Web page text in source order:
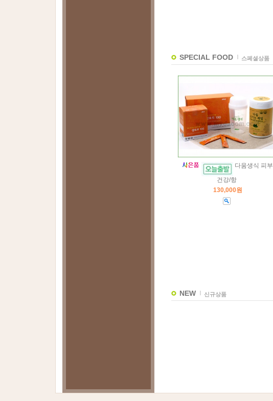
SPECIAL FOOD 스페셜상품
다움생식 피부
건강/항
130,000원
NEW 신규상품